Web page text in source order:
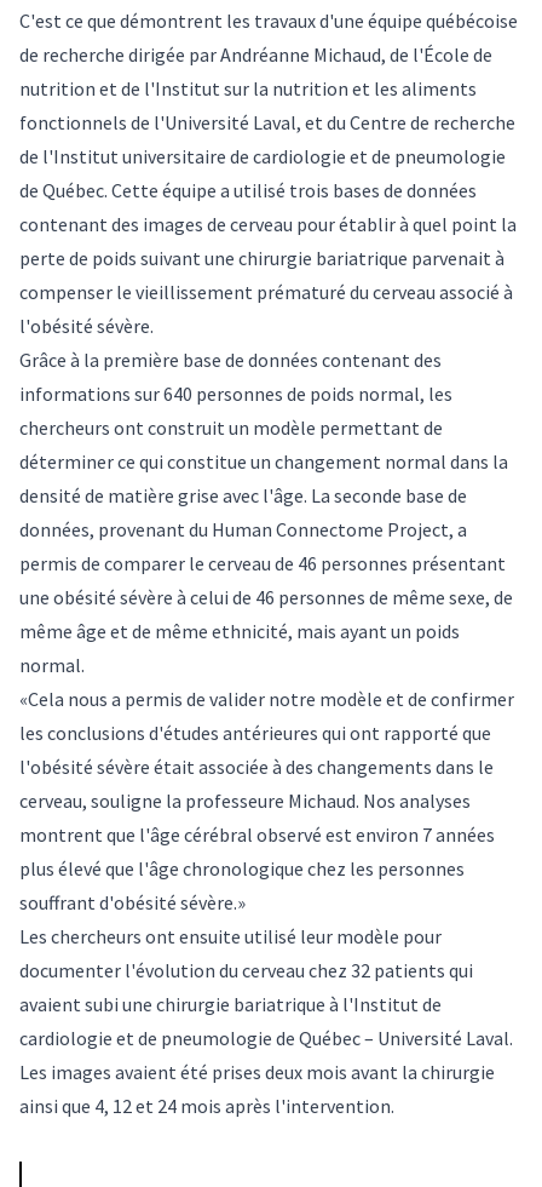
C'est ce que démontrent les travaux d'une équipe québécoise
de recherche dirigée parAndréanne Michaud, de l'École de
nutrition et de l'Institut sur la nutrition et les aliments
fonctionnels de l'Université Laval, et du Centre de recherche
de l'Institut universitaire de cardiologie et de pneumologie
de Québec. Cette équipe a utilisé trois bases de données
contenant des images de cerveau pour établir à quel point la
perte de poids suivant une chirurgie bariatrique parvenait à
compenser le vieillissement prématuré du cerveau associé à
l'obésité sévère.
Grâce à la première base de données contenant des
informations sur 640 personnes de poids normal, les
chercheurs ont construit un modèle permettant de
déterminer ce qui constitue un changement normal dans la
densité de matière grise avec l'âge. La seconde base de
données, provenant du Human Connectome Project, a
permis de comparer le cerveau de 46 personnes présentant
une obésité sévère à celui de 46 personnes de même sexe, de
même âge et de même ethnicité, mais ayant un poids
normal.
«Cela nous a permis de valider notre modèle et de confirmer
les conclusions d'études antérieures qui ont rapporté que
l'obésité sévère était associée à des changements dans le
cerveau, souligne la professeure Michaud. Nos analyses
montrent que l'âge cérébral observé est environ 7 années
plus élevé que l'âge chronologique chez les personnes
souffrant d'obésité sévère.»
Les chercheurs ont ensuite utilisé leur modèle pour
documenter l'évolution du cerveau chez 32 patients qui
avaient subi une chirurgie bariatrique à l'Institut de
cardiologie et de pneumologie de Québec – Université Laval.
Les images avaient été prises deux mois avant la chirurgie
ainsi que 4, 12 et 24 mois après l'intervention.